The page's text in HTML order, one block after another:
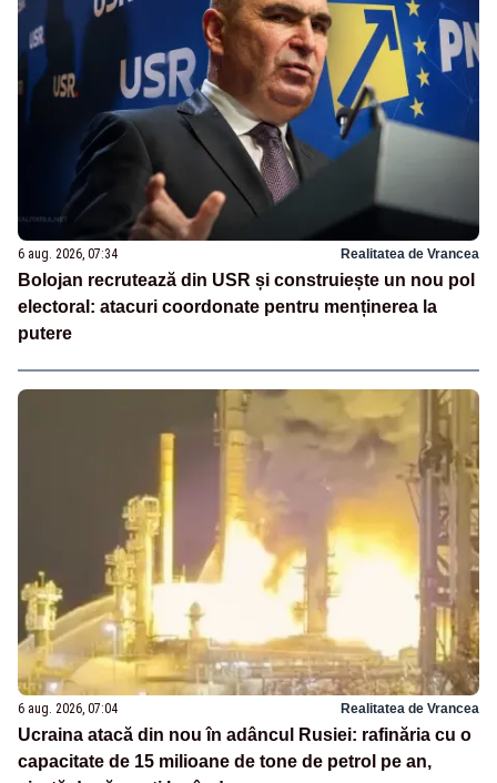
6 aug. 2026, 07:34 Realitatea de Vrancea
Bolojan recrutează din USR și construiește un nou pol
electoral: atacuri coordonate pentru menținerea la
putere
6 aug. 2026, 07:04 Realitatea de Vrancea
Ucraina atacă din nou în adâncul Rusiei: rafinăria cu o
capacitate de 15 milioane de tone de petrol pe an,